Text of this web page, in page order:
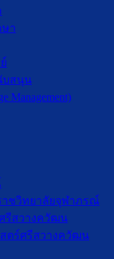
ษา
บสนุน
Management)
ชวิทยาลัยจุฬาภรณ์
รีสวางควัฒน
ตร์ศรีสวางควัฒน